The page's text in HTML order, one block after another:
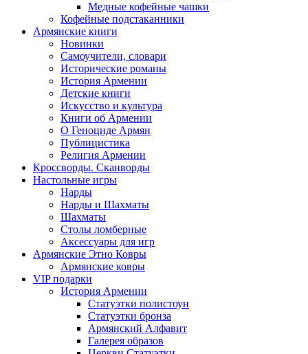
Медные кофейные чашки
Кофейные подстаканники
Армянские книги
Новинки
Самоучители, словари
Исторические романы
История Армении
Детские книги
Иcкусство и культура
Книги об Армении
О Геноциде Армян
Публицистика
Религия Армении
Кроссворды. Сканворды
Настольные игры
Нарды
Нарды и Шахматы
Шахматы
Столы ломберные
Аксессуары для игр
Армянские Этно Ковры
Армянские ковры
VIP подарки
История Армении
Статуэтки полистоун
Статуэтки бронза
Армянский Алфавит
Галерея образов